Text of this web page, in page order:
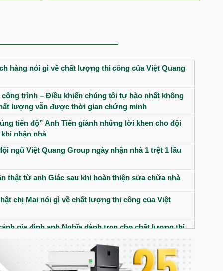
hàng nói gì về chất lượng thi công của Việt Quang
công trình – Điều khiến chúng tôi tự hào nhất không
lượng vẫn được thời gian chứng minh
tiến độ” Anh Tiến giành những lời khen cho đội
nhận nhà
ngũ Việt Quang Group ngày nhận nhà 1 trệt 1 lầu
thật từ anh Giác sau khi hoàn thiện sửa chữa nhà
chị Mai nói gì về chất lượng thi công của Việt
gia đình anh Nghĩa dành trọn cho chất lượng thi
Quang Group
nhà phố tân cổ điển cho gia đình chị Thúy